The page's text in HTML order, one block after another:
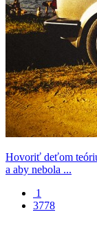
Hovoriť deťom
a aby nebola ...
1
3778